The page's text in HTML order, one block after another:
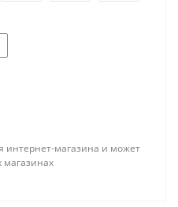
интернет-магазина и может
магазинах